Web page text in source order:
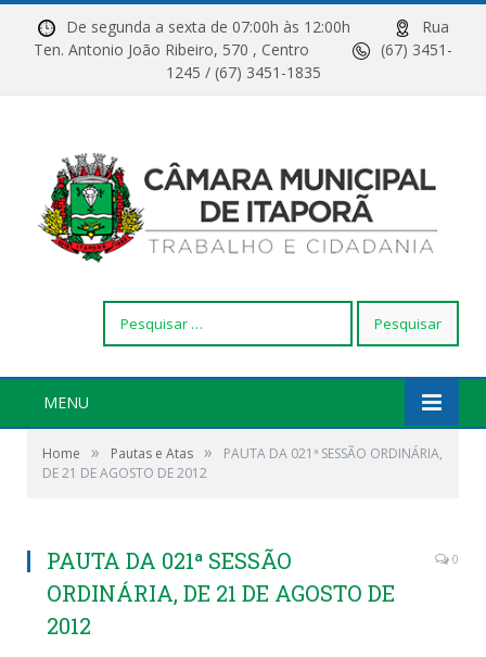
De segunda a sexta de 07:00h às 12:00h
Rua
Ten. Antonio João Ribeiro, 570 , Centro
(67) 3451-
1245 / (67) 3451-1835
por:
MENU
Home » Pautas e Atas »
PAUTA DA 021ª SESSÃO ORDINÁRIA,
DE 21 DE AGOSTO DE 2012
PAUTA DA 021ª SESSÃO
ORDINÁRIA, DE 21 DE AGOSTO DE
2012
0